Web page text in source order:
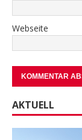
Webseite
AKTUELL